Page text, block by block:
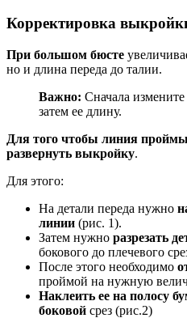
Корректировка
При большом бюсте
но и длина переда до талии.
Важно: Сначала
затем ее длину.
Для того чтобы линия
развернуть выкройку.
Для этого:
На детали переда нужно
линии (рис. 1).
Затем нужно разрезать
бокового до плечевого
После этого необходимо
проймой на нужную
Наклеить ее на полосу
боковой срез (рис.2)